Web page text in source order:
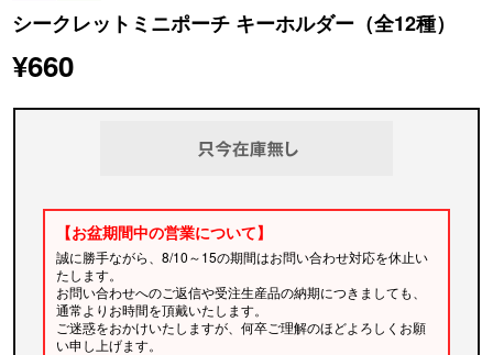
シークレットミニポーチ キーホルダー（全12種）
¥660
【お盆期間中の営業について】
誠に勝手ながら、8/10～15の期間はお問い合わせ対応を休止い
たします。
お問い合わせへのご返信や受注生産品の納期につきましても、
通常よりお時間を頂戴いたします。
ご迷惑をおかけいたしますが、何卒ご理解のほどよろしくお願
い申し上げます。